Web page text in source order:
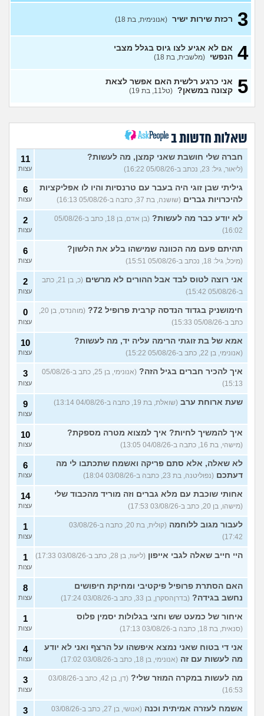
שירות לאומי באגף השיקום
(שיר, בת 18)
כדאי לחתום קבע או לא?
(xxx,
בן 21)
מה התפקיד? (הי, בן 19)
מנהל רשת בחיל התקשוב או
לוחם הגנה אווירית?
בן 19)
שתי אופציות קשות לפני
השירות בצה"ל (ניצן, בן 18)
2
עצות
התנשקתי עם מישהו מהבסיס
מרגישה לגבי זה (תמר, בת 20)
6
אפשרי לקבל מנ״תית בסירוב
בבאקום?
(ליה, בת 20)
0
עצות
מסלול אופק מודיעין - האם
2
מה לסמן בשאלון העדפות אם
אני לא רוצה קרבי?
1
עוד שאלות חדשות במדור
3 רכזת שירות ישיר (אנונימית, בת 18)
4 אם לא אגיע לצו גיוס בגלל מצבי
הנפשי (מלשבית, בת 18)
5
אני כרגע רלשית האם אפשר לצאת
קצונה במשאן? (טל11, בת 19)
שאלות חדשות ב
חברה שלי חושבת שאני קמצן, מה לעשות?
(ליאור, גיל: 23, נכתב ב-05/08/26 16:22)
11
עצות
גיליתי שבן זוגי היה בעבר עם טרנסיות והיו לו אפליקציות
להיכרויות גברים (שושנה, בת 37, כתבה ב-05/08/26 16:13)
6
עצות
לא יודע כבר מה לעשות?
(בן אדם, בן 18, כתב ב-05/08/26
16:02)
2
עצות
תהיתם פעם מה הכוונה שמישהו בלע את הלשון?
(מיכל, גיל: 18, נכתב ב-05/08/26 15:51)
6
עצות
אני רוצה לטוס לבד אבל ההורים לא מרשים
(כ, בן 21, כתב
ב-05/08/26 15:42)
2
עצות
חימושניק בגדוד הנדסה קרבית פרופיל 72?
(מוהנדס, בן 20,
כתב ב-05/08/26 15:33)
0
עצות
אמא של בת זוגתי הרימה עליה יד, מה לעשות?
(אנונימי, בן 22, כתב ב-05/08/26 15:22)
10
עצות
איך להכיר חברים בגיל הזה?
(אנונימי, בן 25, כתב ב-05/08/26
15:13)
3
עצות
שעת ארוחת ערב (שואלת, בת 19, כתבה ב-04/08/26 13:14) 9
עצות
איך להמשיך לחיות? איך למצוא מטרה מספקת?
(מישהי, בת 16, כתבה ב-04/08/26 13:05)
10
עצות
לא שאלה, אלא סתם פריקה ואשמח שתכתבו לי מה
דעתכם (נפוליטנה, בת 23, כתבה ב-03/08/26 18:04)
6
עצות
אחותי שוכבת עם מלא גברים וזה מוריד מהכבוד שלי
(מישהו, בן 20, כתב ב-03/08/26 17:53)
14
עצות
לעבור מגוב ללוחמה
(קולית, בת 20, כתבה ב-03/08/26
17:42)
1
עצות
היי חייב שאלה לגבי אייפון (ליעוז, בן 28, כתב ב-03/08/26 17:33) 1
עצות
האם הסתרת פרופיל פיקטיבי ומחיקת חיפושים
נחשב בגידה? (בדרןהסקרן, בן 33, כתב ב-03/08/26 17:24)
8
עצות
איחור של כמעט שש וחצי בגלולות יסמין פלוס
(סנאית, בת 18, כתבה ב-03/08/26 17:13)
1
עצות
אני די בטוח שאני נמצא איפשהו על הרצף ואני לא יודע
מה לעשות עם זה (אנונימי, בן 18, כתב ב-03/08/26 17:02)
4
עצות
מה לעשות במקרה המוזר שלי?
(דן, בן 42, כתב ב-03/08/26
16:53)
3
עצות
אשמח לעזרה אמיתית וכנה
(אנושי, בן 27, כתב ב-03/08/26
3